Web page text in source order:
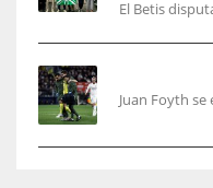
El Betis
Juan Foyth